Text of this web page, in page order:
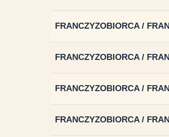
FRANCZYZOBIORCA /
FRANCZYZOBIORCA /
FRANCZYZOBIORCA /
FRANCZYZOBIORCA /